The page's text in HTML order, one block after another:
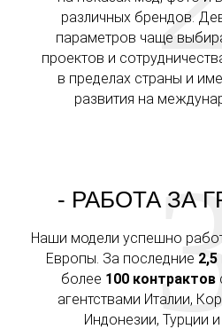
различных брендов.
параметров чаще
проектов и
в пределах страны и
развития на
- РАБОТА ЗА
Наши модели успешно
Европы. За последние 2,5
более 100 контрактов
агентствами Италии,
Индонезии, Турции и